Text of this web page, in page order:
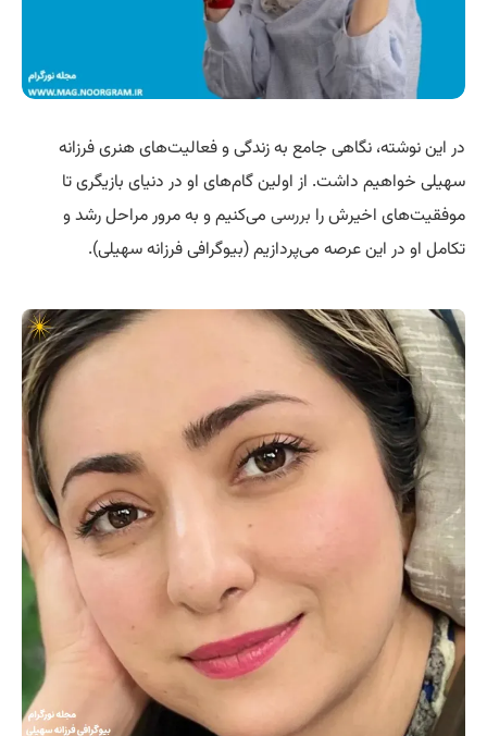
در این نوشته، نگاهی جامع به زندگی و فعالیت‌های هنری فرزانه
سهیلی خواهیم داشت. از اولین گام‌های او در دنیای بازیگری تا
موفقیت‌های اخیرش را بررسی می‌کنیم و به مرور مراحل رشد و
تکامل او در این عرصه می‌پردازیم (بیوگرافی فرزانه سهیلی).